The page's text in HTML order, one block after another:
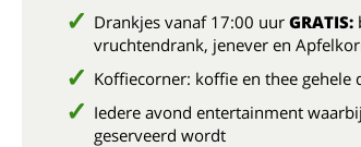
Drankjes vanaf 17:00 uur GRATIS:
vruchtendrank, jenever en
Koffiecorner: koffie en thee gehele
Iedere avond entertainment
geserveerd wordt